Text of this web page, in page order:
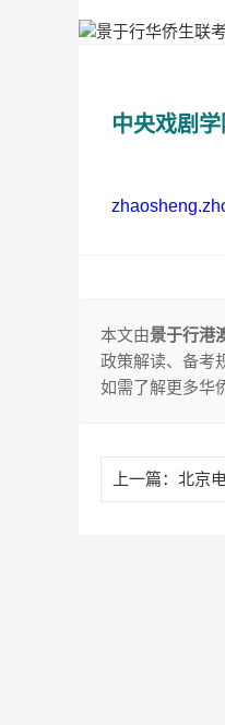
中央戏剧
本文由景于行港
政策解读、备考
如需了解更多华
上一篇： 北京电影